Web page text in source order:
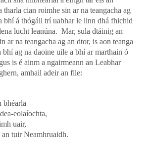
tharla cian roimhe sin ar na teangacha ag
bhí á thógáil trí uabhar le linn dhá fhichid
lucht leanúna. Mar, sula dtáinig an
ar na teangacha ag an dtor, is aon teanga
bhí ag na daoine uile a bhí ar marthain ó
is é ainm a ngairmeann an Leabhar
amhail adeir an file:
bhéarla
eolaíochta,
uair,
tuir Neamhruaidh.